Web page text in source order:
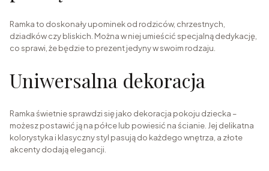
Ramka to doskonały upominek od rodziców, chrzestnych,
dziadków czy bliskich. Można w niej umieścić specjalną dedykację,
co sprawi, że będzie to prezent jedyny w swoim rodzaju.
Uniwersalna dekoracja
Ramka świetnie sprawdzi się jako dekoracja pokoju dziecka –
możesz postawić ją na półce lub powiesić na ścianie. Jej delikatna
kolorystyka i klasyczny styl pasują do każdego wnętrza, a złote
akcenty dodają elegancji.